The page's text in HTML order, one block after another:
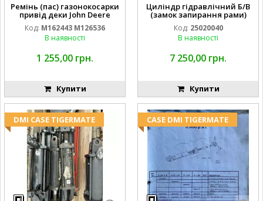
Ремінь (пас) газонокосарки
привід деки John Deere
M162443 M126536
Код: M162443 M126536
В наявності
1 255,00 грн.
Купити
Циліндр гідравлічний Б/В
(замок запирання рами)
2''X4'' 25320040
Код: 25020040
В наявності
7 250,00 грн.
Купити
DMI CASE TIGERMATE CASE DMI TIGERMATE